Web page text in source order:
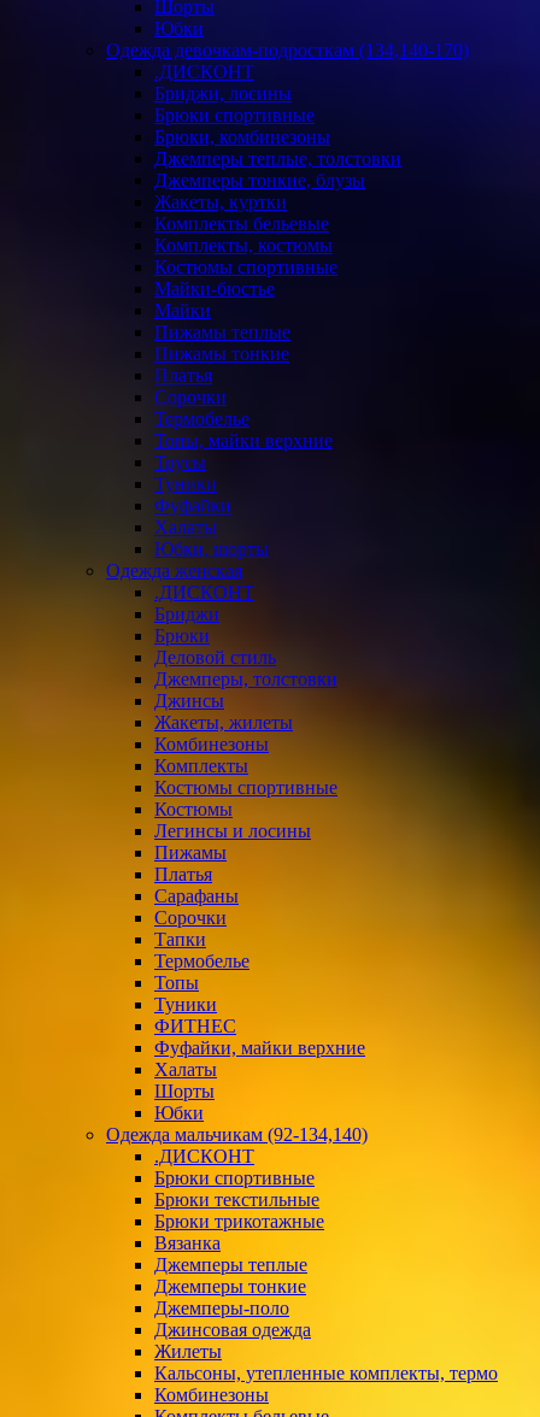
Шорты
Юбки
Одежда девочкам-подросткам (134,140-170)
.ДИСКОНТ
Бриджи, лосины
Брюки спортивные
Брюки, комбинезоны
Джемперы теплые, толстовки
Джемперы тонкие, блузы
Жакеты, куртки
Комплекты бельевые
Комплекты, костюмы
Костюмы спортивные
Майки-бюстье
Майки
Пижамы теплые
Пижамы тонкие
Платья
Сорочки
Термобелье
Топы, майки верхние
Трусы
Туники
Фуфайки
Халаты
Юбки, шорты
Одежда женская
.ДИСКОНТ
Бриджи
Брюки
Деловой стиль
Джемперы, толстовки
Джинсы
Жакеты, жилеты
Комбинезоны
Комплекты
Костюмы спортивные
Костюмы
Легинсы и лосины
Пижамы
Платья
Сарафаны
Сорочки
Тапки
Термобелье
Топы
Туники
ФИТНЕС
Фуфайки, майки верхние
Халаты
Шорты
Юбки
Одежда мальчикам (92-134,140)
.ДИСКОНТ
Брюки спортивные
Брюки текстильные
Брюки трикотажные
Вязанка
Джемперы теплые
Джемперы тонкие
Джемперы-поло
Джинсовая одежда
Жилеты
Кальсоны, утепленные комплекты, термо
Комбинезоны